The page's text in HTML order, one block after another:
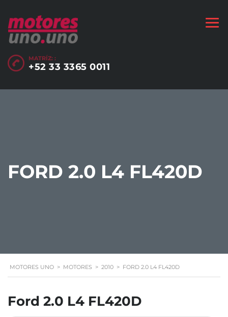
MATRÍZ: :
+52 33 3365 0011
FORD 2.0 L4 FL420D
MOTORES UNO > MOTORES > 2010 > FORD 2.0 L4 FL420D
Ford 2.0 L4 FL420D